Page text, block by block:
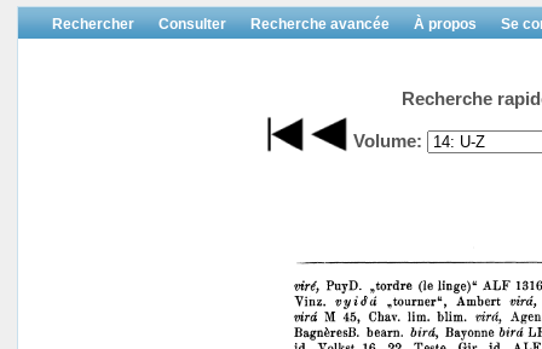
Rechercher Consulter Recherche avancée À propos Se
Recherche
Volume: